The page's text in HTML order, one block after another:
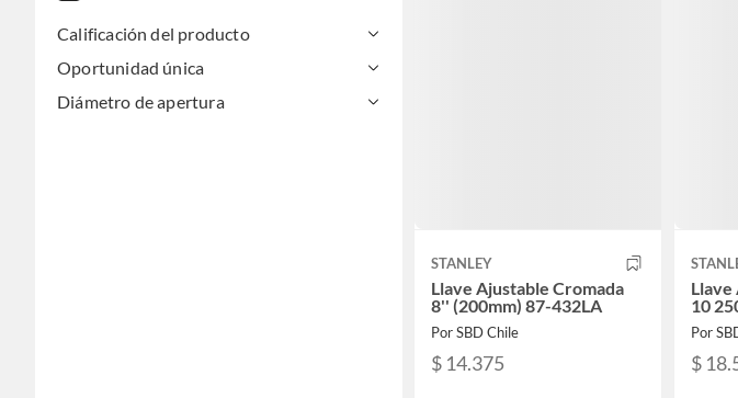
Calificación del producto
Oportunidad única
Diámetro de apertura
STANLEY
Llave Ajustable Cromada
8'' (200mm) 87-432LA
Por SBD Chile
$ 14.375
Llave
10
Por
$